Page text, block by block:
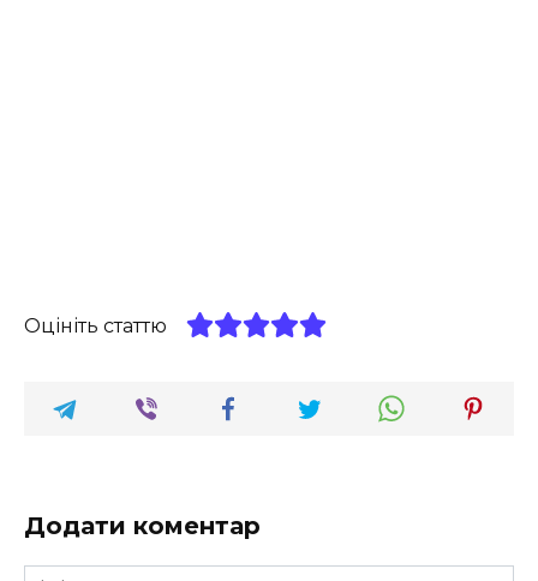
Оцініть статтю
Додати коментар